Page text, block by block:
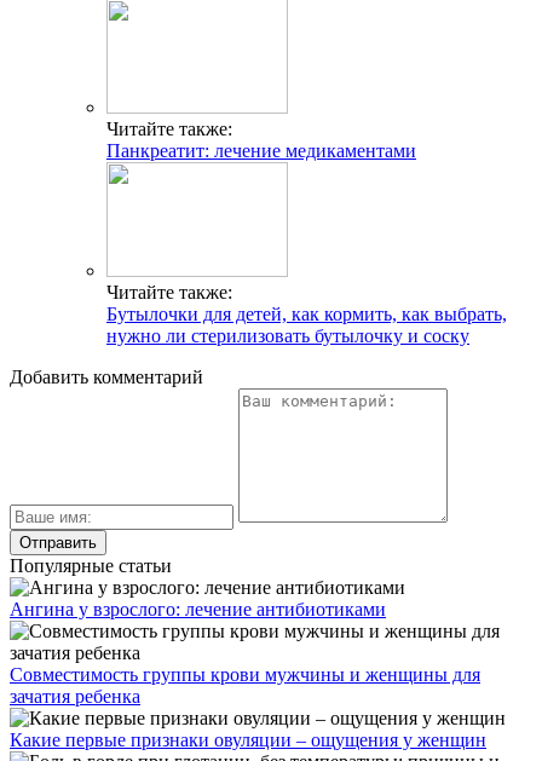
Читайте также:
Панкреатит: лечение медикаментами
Читайте также:
Бутылочки для детей, как кормить, как выбрать,
нужно ли стерилизовать бутылочку и соску
Добавить комментарий
Популярные статьи
Ангина у взрослого: лечение антибиотиками
Совместимость группы крови мужчины и женщины для
зачатия ребенка
Какие первые признаки овуляции – ощущения у женщин